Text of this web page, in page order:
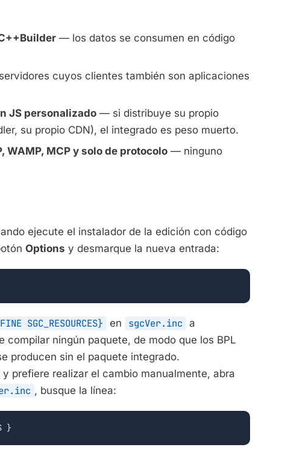
— los datos se consumen en código
cuyos clientes también son aplicaciones
JS personalizado— si distribuye su propio
su propio CDN), el integrado es peso muerto.
WAMP, MCP y solo de protocolo— ninguno
ejecute el instalador de la edición con código
Options y desmarque la nueva entrada:
SGC_RESOURCES} en sgcVer.inc a
compilar ningún paquete, de modo que los BPL
producen sin el paquete integrado.
prefiere realizar el cambio manualmente, abra
, busque la línea:
}